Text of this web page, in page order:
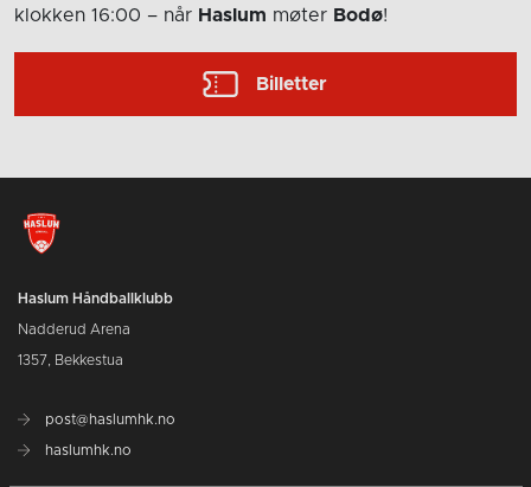
klokken 16:00 – når Haslum møter Bodø!
Billetter
Haslum Håndballklubb
Nadderud Arena
1357, Bekkestua
post@haslumhk.no
haslumhk.no